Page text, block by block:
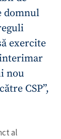
domnul
exercite
nou
CSP”,
al